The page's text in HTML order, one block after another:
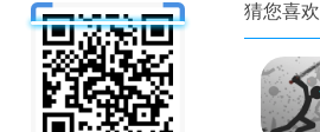
猜您喜欢